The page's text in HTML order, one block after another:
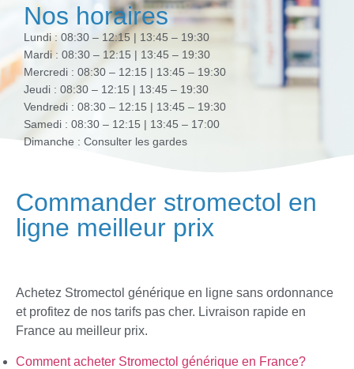
Nos horaires
Lundi : 08:30 – 12:15 | 13:45 – 19:30
Mardi : 08:30 – 12:15 | 13:45 – 19:30
Mercredi : 08:30 – 12:15 | 13:45 – 19:30
Jeudi : 08:30 – 12:15 | 13:45 – 19:30
Vendredi : 08:30 – 12:15 | 13:45 – 19:30
Samedi : 08:30 – 12:15 | 13:45 – 17:00
Dimanche : Consulter les gardes
Commander stromectol en
ligne meilleur prix
Achetez Stromectol générique en ligne sans ordonnance
et profitez de nos tarifs pas cher. Livraison rapide en
France au meilleur prix.
Comment acheter Stromectol générique en France?